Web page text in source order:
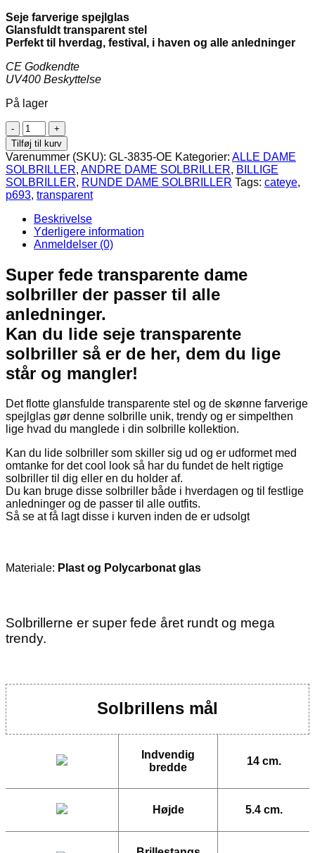
Seje farverige spejlglas
Glansfuldt transparent stel
Perfekt til hverdag, festival, i haven og alle anledninger
CE Godkendte
UV400 Beskyttelse
På lager
Transparente
dame
solbriller
-
Oxford
|
Orange
spejlglas
antal
Tilføj til kurv
Varenummer (SKU): GL-3835-OE Kategorier: ALLE DAME
SOLBRILLER, ANDRE DAME SOLBRILLER, BILLIGE
SOLBRILLER, RUNDE DAME SOLBRILLER Tags: cateye,
p693, transparent
Beskrivelse
Yderligere information
Anmeldelser (0)
Super fede transparente dame
solbriller der passer til alle
anledninger.
Kan du lide seje transparente
solbriller så er de her, dem du lige
står og mangler!
Det flotte glansfulde transparente stel og de skønne farverige
spejlglas gør denne solbrille unik, trendy og er simpelthen
lige hvad du manglede i din solbrille kollektion.
Kan du lide solbriller som skiller sig ud og er udformet med
omtanke for det cool look så har du fundet de helt rigtige
solbriller til dig eller en du holder af.
Du kan bruge disse solbriller både i hverdagen og til festlige
anledninger og de passer til alle outfits.
Så se at få lagt disse i kurven inden de er udsolgt
Materiale: Plast og Polycarbonat glas
Solbrillerne er super fede året rundt og mega
trendy.
Solbrillens mål
Indvendig
bredde
14 cm.
Højde 5.4 cm.